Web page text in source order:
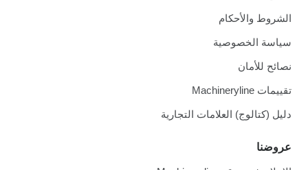
الشروط والأحكام
سياسة الخصوصية
نصائح للأمان
تقييمات Machineryline
دليل (كتالوج) العلامات التجارية
عروضنا